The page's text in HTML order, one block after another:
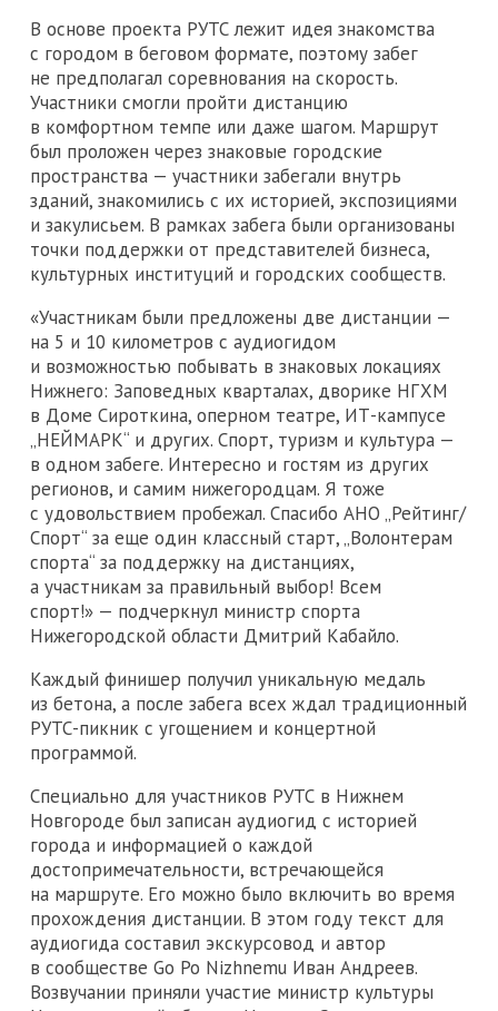
В основе проекта РУТС лежит идея знакомства
с городом в беговом формате, поэтому забег
не предполагал соревнования на скорость.
Участники смогли пройти дистанцию
в комфортном темпе или даже шагом. Маршрут
был проложен через знаковые городские
пространства — участники забегали внутрь
зданий, знакомились с их историей, экспозициями
и закулисьем. В рамках забега были организованы
точки поддержки от представителей бизнеса,
культурных институций и городских сообществ.
«Участникам были предложены две дистанции —
на 5 и 10 километров с аудиогидом
и возможностью побывать в знаковых локациях
Нижнего: Заповедных кварталах, дворике НГХМ
в Доме Сироткина, оперном театре, ИТ-кампусе
„НЕЙМАРК“ и других. Спорт, туризм и культура —
в одном забеге. Интересно и гостям из других
регионов, и самим нижегородцам. Я тоже
с удовольствием пробежал. Спасибо АНО „Рейтинг/
Спорт“ за еще один классный старт, „Волонтерам
спорта“ за поддержку на дистанциях,
а участникам за правильный выбор! Всем
спорт!» — подчеркнул министр спорта
Нижегородской области Дмитрий Кабайло.
Каждый финишер получил уникальную медаль
из бетона, а после забега всех ждал традиционный
РУТС-пикник с угощением и концертной
программой.
Специально для участников РУТС в Нижнем
Новгороде был записан аудиогид с историей
города и информацией о каждой
достопримечательности, встречающейся
на маршруте. Его можно было включить во время
прохождения дистанции. В этом году текст для
аудиогида составил экскурсовод и автор
в сообществе Go Po Nizhnemu Иван Андреев.
Возвучании приняли участие министр культуры